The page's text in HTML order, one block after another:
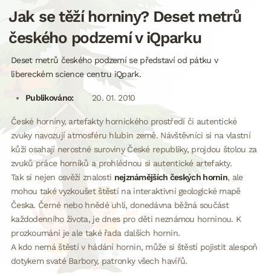
Jak se těží horniny? Deset metrů
českého podzemí v iQparku
Deset metrů českého podzemí se představí od pátku v
libereckém science centru iQpark.
Publikováno: 20. 01. 2010
České horniny, artefakty hornického prostředí či autentické
zvuky navozují atmosféru hlubin země. Návštěvníci si na vlastní
kůži osahají nerostné suroviny České republiky, projdou štolou za
zvuků práce horníků a prohlédnou si autentické artefakty.
Tak si nejen osvěží znalosti nejznámějších českých hornin, ale
mohou také vyzkoušet štěstí na interaktivní geologické mapě
Česka. Černé nebo hnědé uhlí, donedávna běžná součást
každodenního života, je dnes pro děti neznámou horninou. K
prozkoumání je ale také řada dalších hornin.
A kdo nemá štěstí v hádání hornin, může si štěstí pojistit alespoň
dotykem svaté Barbory, patronky všech havířů.